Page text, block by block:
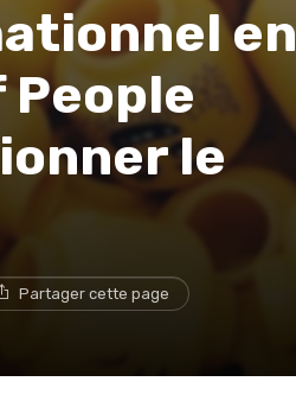
en
People
le
Partager cette page